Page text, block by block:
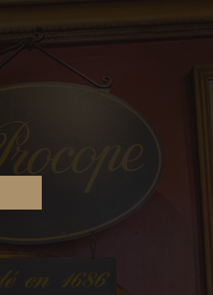
ein neues Fenster))
ein neues Fenster))